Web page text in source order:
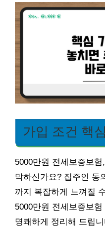
가입 조건 핵
5000만원 전세보증보
막하신가요? 집주인 동
까지 복잡하게 느껴질
5000만원 전세보증보
명쾌하게 정리해 드립